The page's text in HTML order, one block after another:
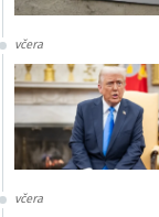
včera
včera